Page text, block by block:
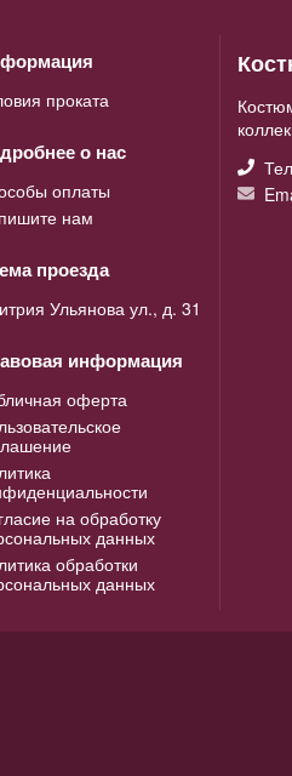
проката
о нас
оплаты
нам
проезда
Ульянова ул., д. 31
информация
оферта
на обработку
данных
обработки
данных